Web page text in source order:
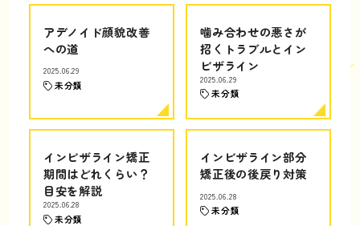
アデノイド顔貌改善
への道
2025.06.29
未分類
噛み合わせの悪さが
招くトラブルとイン
ビザライン
2025.06.29
未分類
インビザライン矯正
期間はどれくらい？
目安を解説
2025.06.28
未分類
インビザライン部分
矯正後の後戻り対策
2025.06.28
未分類